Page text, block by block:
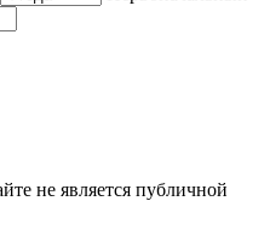
не является публичной